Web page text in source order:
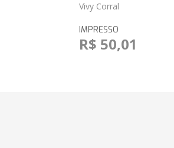
Vivy Corral
IMPRESSO
R$ 50,01